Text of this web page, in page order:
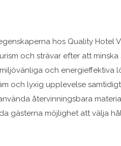
hos Quality Hotel
och strävar efter att
och energieffektiva
och lyxig upplevelse
återvinningsbara
gästerna möjlighet att välja